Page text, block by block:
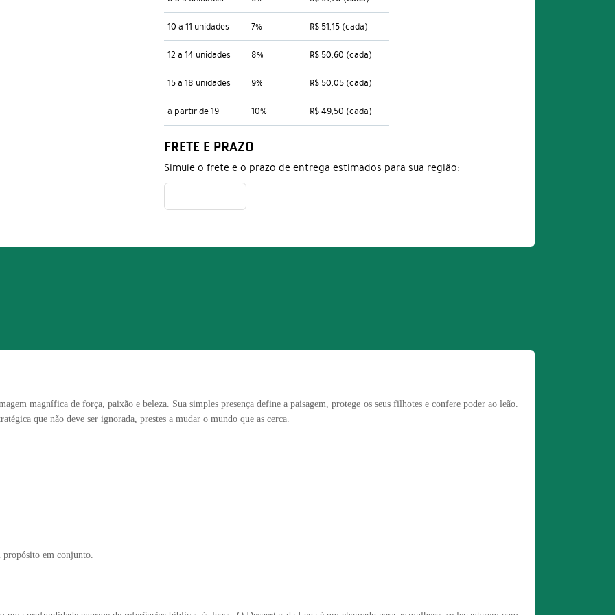
10 a 11 unidades 7% R$ 51,15 (cada)
12 a 14 unidades 8% R$ 50,60 (cada)
15 a 18 unidades 9% R$ 50,05 (cada)
a partir de 19 10% R$ 49,50 (cada)
FRETE E PRAZO
Simule o frete e o prazo de entrega estimados para sua região:
magnífica de força, paixão e beleza. Sua simples presença define a paisagem, protege os seus filhotes e confere poder ao leão.
que não deve ser ignorada, prestes a mudar o mundo que as cerca.
propósito em conjunto.